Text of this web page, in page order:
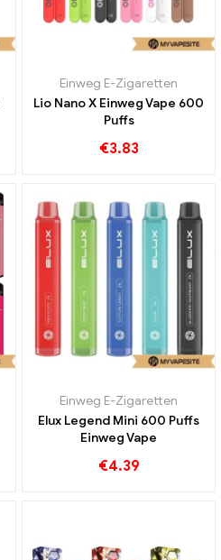
Einweg E-Zigaretten
Lio Nano X Einweg Vape 600
Puffs
€3.83
Einweg E-Zigaretten
Elux Legend Mini 600 Puffs
Einweg Vape
€4.39